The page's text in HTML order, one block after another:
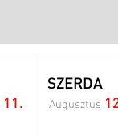
11.
SZERDA
Augusztus